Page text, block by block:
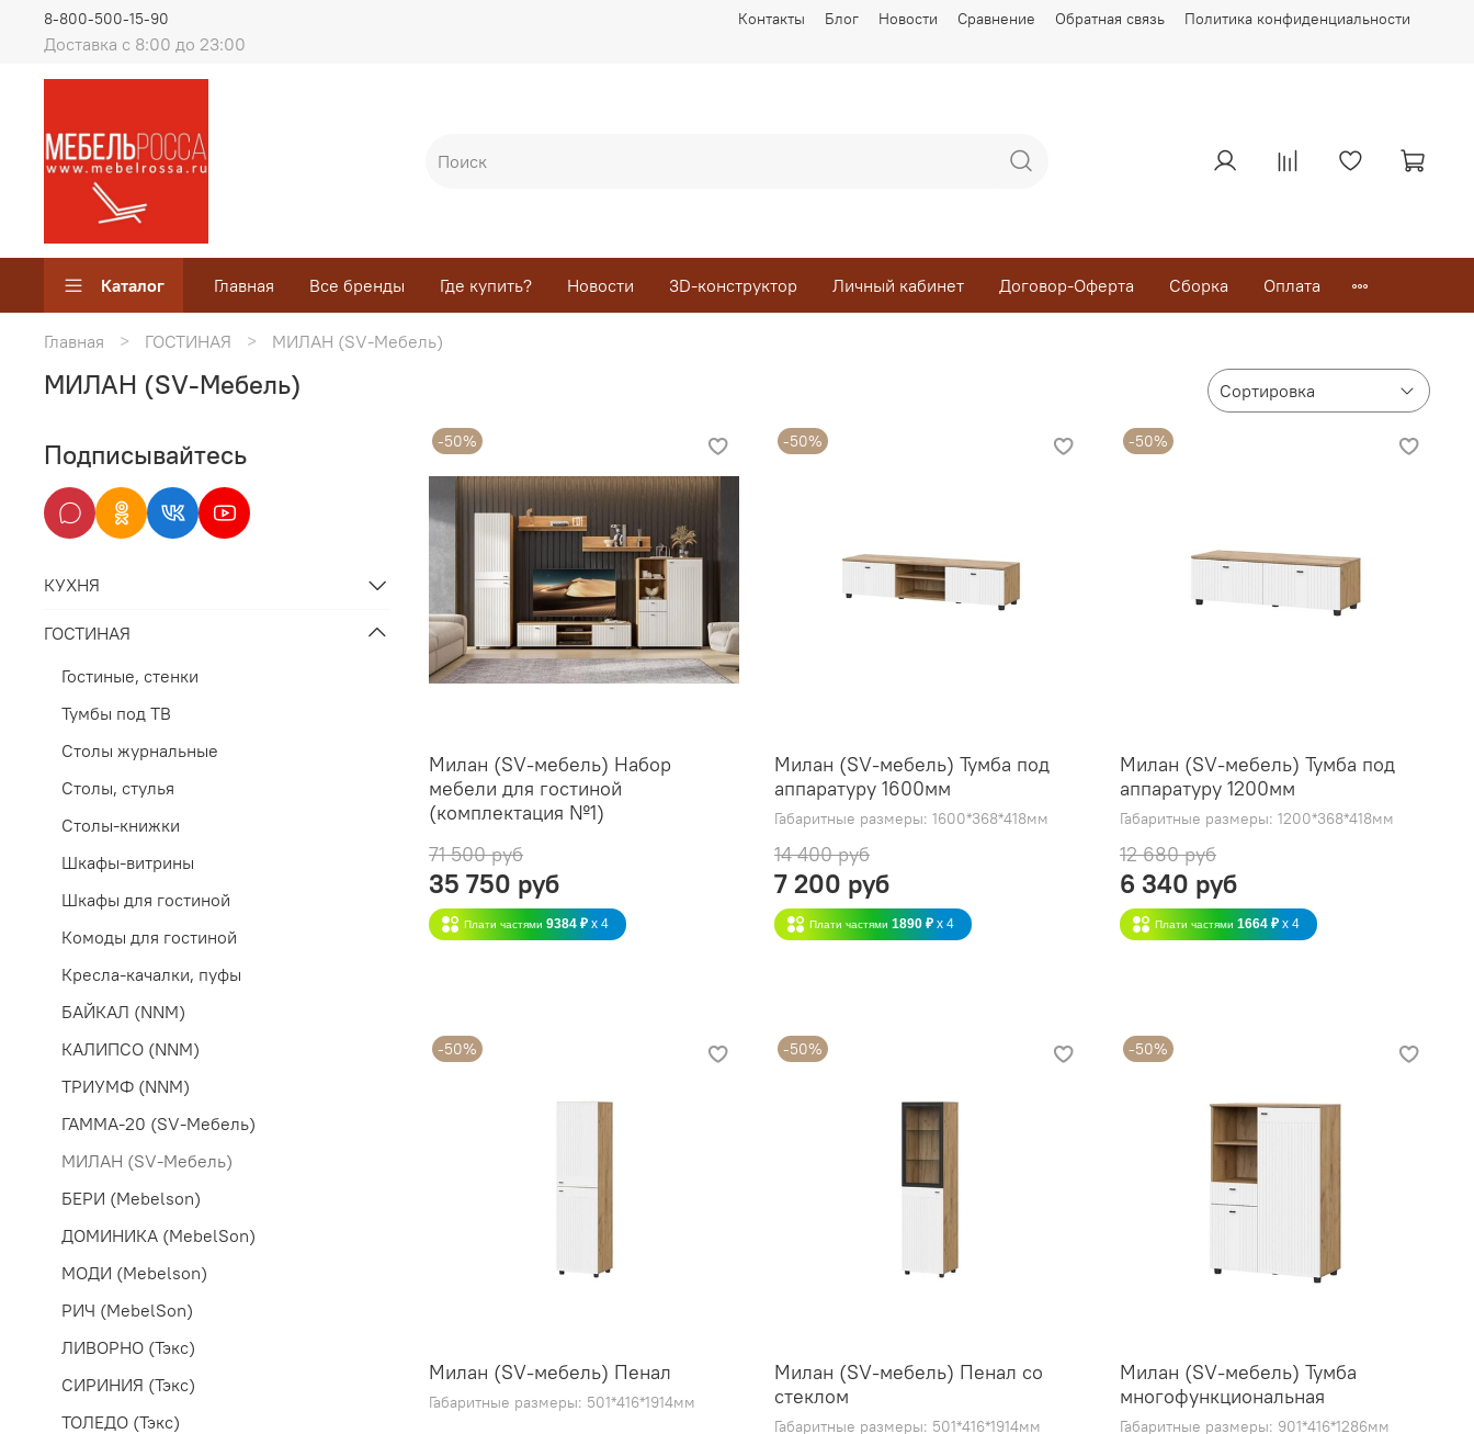
Контакты Блог Новости Сравнение Обратная связь Политика конфиденциальности
Доставка с 8:00 до 23:00
8-800-500-15-90
Каталог Главная Все бренды Где купить? Новости 3D-конструктор Личный кабинет Договор-Оферта Сборка Оплата
Главная ГОСТИНАЯ МИЛАН (SV-Мебель)
МИЛАН (SV-Мебель)
-50%
Милан (SV-мебель) Набор
мебели для гостиной
(комплектация №1)
71 500 руб
35 750 руб
Плати частями9384 ₽ x 4
-50%
Милан (SV-мебель) Тумба под
аппаратуру 1600мм
Габаритные размеры: 1600*368*418мм
14 400 руб
7 200 руб
Плати частями1890 ₽ x 4
-50%
Милан (SV-мебель) Тумба под
аппаратуру 1200мм
Габаритные размеры: 1200*368*418мм
12 680 руб
6 340 руб
Плати частями1664 ₽ x 4
-50%
Милан (SV-мебель) Пенал
Габаритные размеры: 501*416*1914мм
-50%
Милан (SV-мебель) Пенал со
стеклом
Габаритные размеры: 501*416*1914мм
-50%
Милан (SV-мебель) Тумба
многофункциональная
Габаритные размеры: 901*416*1286мм
Подписывайтесь
КУХНЯ
ГОСТИНАЯ
Гостиные, стенки
Тумбы под ТВ
Столы журнальные
Столы, стулья
Столы-книжки
Шкафы-витрины
Шкафы для гостиной
Комоды для гостиной
Кресла-качалки, пуфы
БАЙКАЛ (NNM)
КАЛИПСО (NNM)
ТРИУМФ (NNM)
ГАММА-20 (SV-Мебель)
МИЛАН (SV-Мебель)
БЕРИ (Mebelson)
ДОМИНИКА (MebelSon)
МОДИ (Mebelson)
РИЧ (MebelSon)
ЛИВОРНО (Тэкс)
СИРИНИЯ (Тэкс)
ТОЛЕДО (Тэкс)